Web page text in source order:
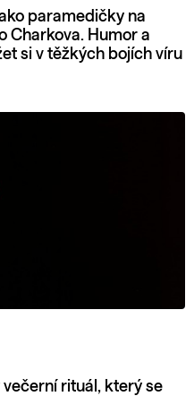
paramedičky na
Charkova. Humor a
si v těžkých bojích víru
rituál, který se